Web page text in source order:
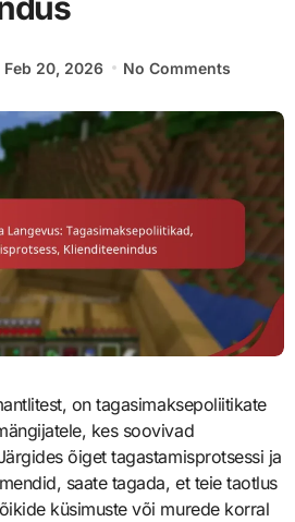
Feb 20, 2026 No Comments
on tagasimaksepoliitikate
kes soovivad
õiget tagastamisprotsessi ja
saate tagada, et teie taotlus
küsimuste või murede korral